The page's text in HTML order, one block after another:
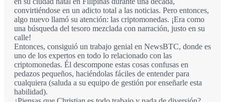
convirtiéndose en un adicto total a las noticias. Pero entonces,
algo nuevo llamó su atención: las criptomonedas. ¡Era como
una búsqueda del tesoro mezclada con narración, justo en su
calle!
Entonces, consiguió un trabajo genial en NewsBTC, donde es
uno de los expertos en todo lo relacionado con las
criptomonedas. Él descompone estas cosas confusas en
pedazos pequeños, haciéndolas fáciles de entender para
cualquiera (saluda a su equipo de gestión por enseñarle esta
habilidad).